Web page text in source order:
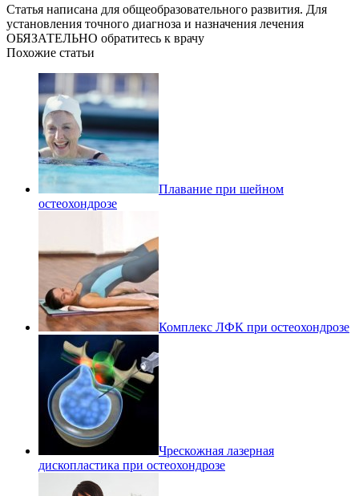
Статья написана для общеобразовательного развития. Для
установления точного диагноза и назначения лечения
ОБЯЗАТЕЛЬНО обратитесь к врачу
Похожие статьи
Плавание при шейном
остеохондрозе
Комплекс ЛФК при остеохондрозе
Чрескожная лазерная
дископластика при остеохондрозе